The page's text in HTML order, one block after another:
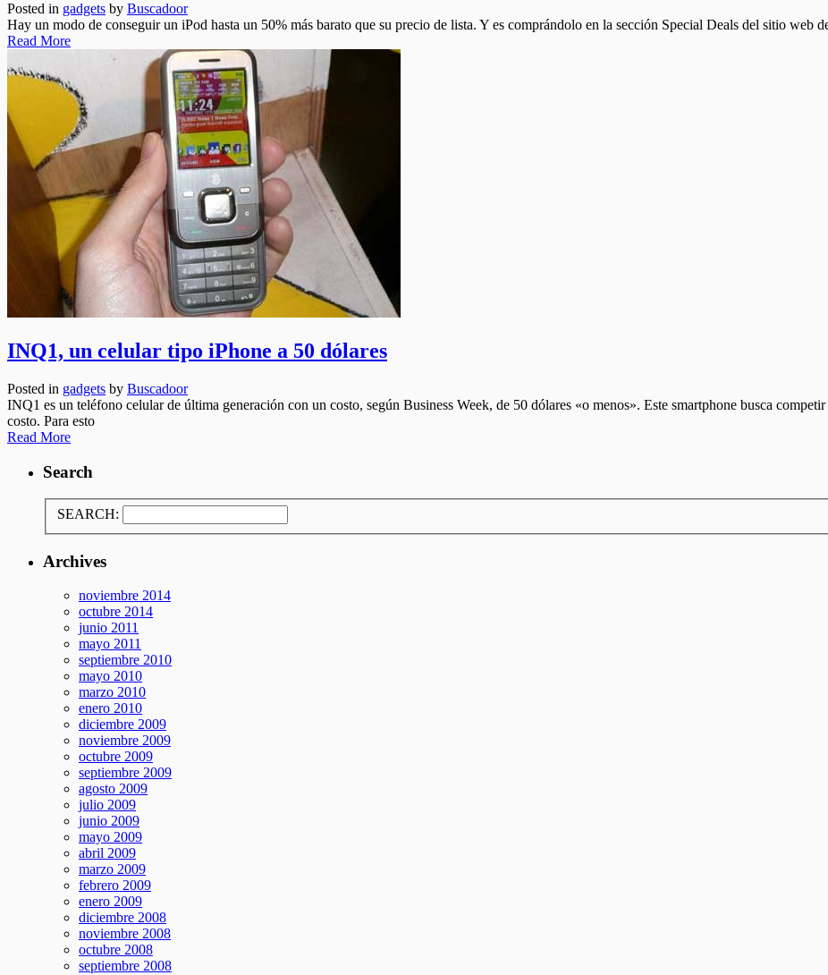
Posted in gadgets by Buscadoor
Hay un modo de conseguir un iPod hasta un 50% más barato que su precio de lista. Y es comprándolo en la sección Special Deals del sitio web
Read More
INQ1, un celular tipo iPhone a 50 dólares
Posted in gadgets by Buscadoor
INQ1 es un teléfono celular de última generación con un costo, según Business Week, de 50 dólares «o menos». Este smartphone busca
costo. Para esto
Read More
Search
SEARCH:
Archives
noviembre 2014
octubre 2014
junio 2011
mayo 2011
septiembre 2010
mayo 2010
marzo 2010
enero 2010
diciembre 2009
noviembre 2009
octubre 2009
septiembre 2009
agosto 2009
julio 2009
junio 2009
mayo 2009
abril 2009
marzo 2009
febrero 2009
enero 2009
diciembre 2008
noviembre 2008
octubre 2008
septiembre 2008